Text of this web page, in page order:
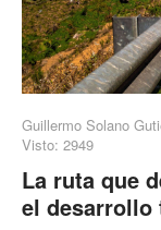
Guillermo Solano
Visto: 2949
La ruta que
el